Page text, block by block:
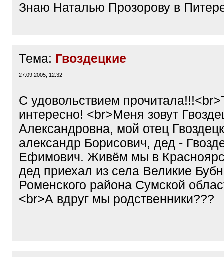
Знаю Наталью Прозорову в
Тема: Гвоздецкие
27.09.2005, 12:32
С удовольствием
интересно! <br>Меня зовут
Александровна, мой отец
александр Борисович, дед -
Ефимович. Живём мы в
дед приехал из села Великие
Роменского района Сумской
<br>А вдруг мы родственники???